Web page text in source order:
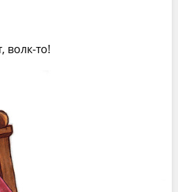
волк-то!